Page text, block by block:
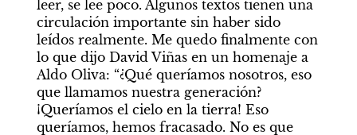
leer, se lee poco. Algunos textos tienen una
circulación importante sin haber sido
leídos realmente. Me quedo finalmente con
lo que dijo David Viñas en un homenaje a
Aldo Oliva: “¿Qué queríamos nosotros, eso
que llamamos nuestra generación?
¡Queríamos el cielo en la tierra! Eso
queríamos, hemos fracasado. No es que